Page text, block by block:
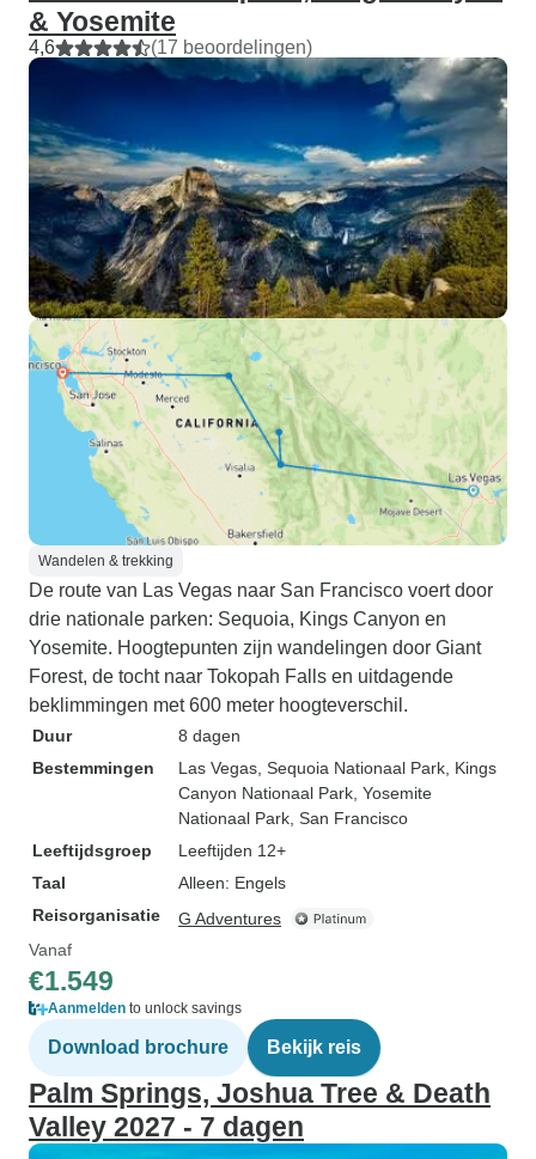
& Yosemite
4,6 (17 beoordelingen)
Wandelen & trekking
De route van Las Vegas naar San Francisco voert door
drie nationale parken: Sequoia, Kings Canyon en
Yosemite. Hoogtepunten zijn wandelingen door Giant
Forest, de tocht naar Tokopah Falls en uitdagende
beklimmingen met 600 meter hoogteverschil.
Duur
8 dagen
Bestemmingen
Las Vegas , Sequoia Nationaal Park , Kings
Canyon Nationaal Park , Yosemite
Nationaal Park , San Francisco
Leeftijdsgroep
Leeftijden 12+
Taal
Alleen: Engels
Reisorganisatie
G Adventures
Vanaf
€1.549
Aanmelden to unlock savings
Download brochure Bekijk reis
Palm Springs, Joshua Tree & Death
Valley 2027 - 7 dagen